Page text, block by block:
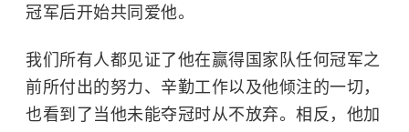
冠军后开始共同爱他。
我们所有人都见证了他在赢得国家队任何冠军之
前所付出的努力、辛勤工作以及他倾注的一切，
也看到了当他未能夺冠时从不放弃。相反，他加